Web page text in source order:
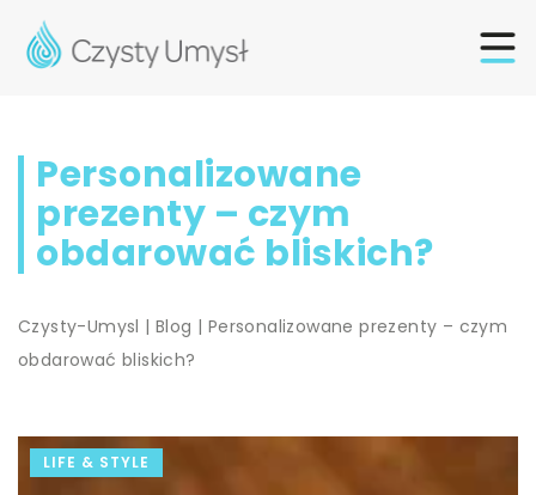
Personalizowane
prezenty – czym
obdarować bliskich?
Czysty-Umysl |Blog | Personalizowane prezenty – czym
obdarować bliskich?
LIFE & STYLE